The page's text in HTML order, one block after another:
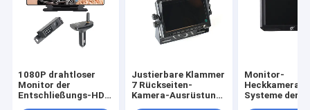
1080P drahtloser
Monitor der
Entschließungs-HD,
Justierbare Klammer
7 Rückseiten-
Kamera-Ausrüstung
Monitor-
Heckkamera-
Systeme der